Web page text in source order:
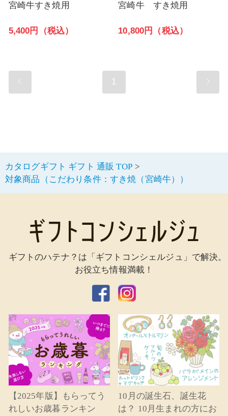
宮崎牛すき焼用
5,400円（税込）
宮崎牛 すき焼用
10,800円（税込）
1
カタログギフト ギフト 通販 TOP
対象商品（こだわり条件：すき焼（宮崎牛））
ギフトのハテナ？は「ギフトコンシェルジュ」で解決。
お役立ち情報満載！
【2025年版】もらってう
れしいお歳暮ランキン
10月の誕生石、誕生花
は？ 10月生まれの方にお